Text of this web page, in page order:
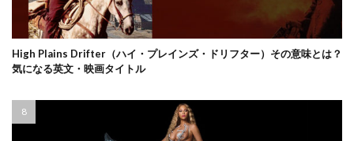
High Plains Drifter（ハイ・プレインズ・ドリフター）その意味とは？
気になる英文・映画タイトル